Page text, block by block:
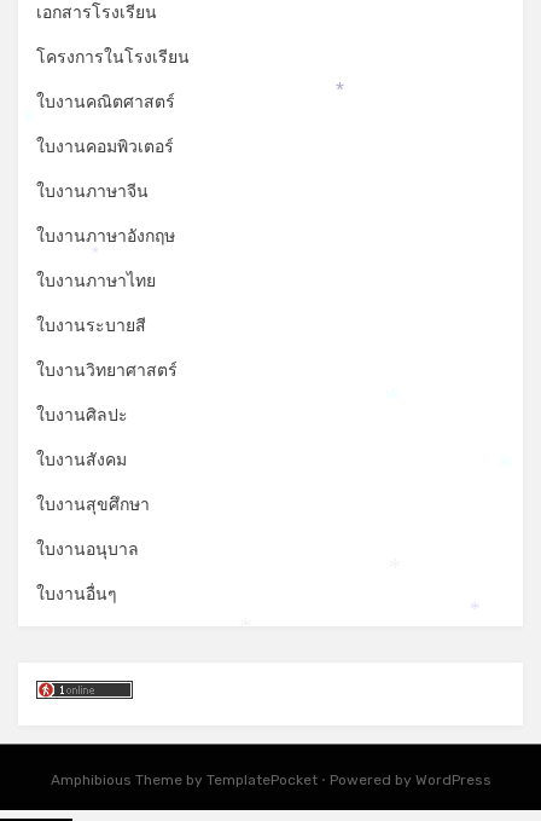
เอกสารโรงเรียน
โครงการในโรงเรียน
ใบงานคณิตศาสตร์
ใบงานคอมพิวเตอร์
ใบงานภาษาจีน
ใบงานภาษาอังกฤษ
ใบงานภาษาไทย
ใบงานระบายสี
ใบงานวิทยาศาสตร์
ใบงานศิลปะ
ใบงานสังคม
ใบงานสุขศึกษา
ใบงานอนุบาล
ใบงานอื่นๆ
Amphibious Theme by TemplatePocket ⋅ Powered by WordPress